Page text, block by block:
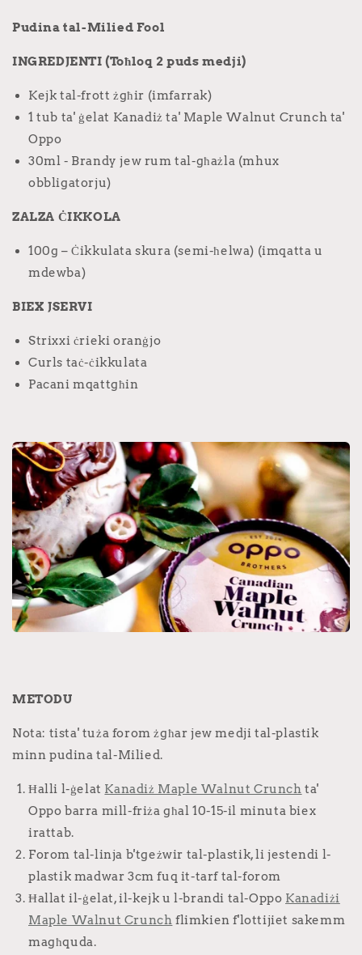
Pudina tal-Milied Fool
INGREDJENTI (Toħloq 2 puds medji)
Kejk tal-frott żgħir (imfarrak)
1 tub ta' ġelat Kanadiż ta' Maple Walnut Crunch ta'
Oppo
30ml - Brandy jew rum tal-għażla (mhux
obbligatorju)
ZALZA ĊIKKOLA
100g – Ċikkulata skura (semi-ħelwa) (imqatta u
mdewba)
BIEX JSERVI
Strixxi ċrieki oranġjo
Curls taċ-ċikkulata
Pacani mqattgħin
METODU
Nota: tista' tuża forom żgħar jew medji tal-plastik
minn pudina tal-Milied.
Ħalli l-ġelat Kanadiż Maple Walnut Crunch ta'
Oppo barra mill-friża għal 10-15-il minuta biex
irattab.
Forom tal-linja b'tgeżwir tal-plastik, li jestendi l-
plastik madwar 3cm fuq it-tarf tal-forom
Ħallat il-ġelat, il-kejk u l-brandi tal-Oppo Kanadiżi
Maple Walnut Crunch flimkien f'lottijiet sakemm
magħquda.